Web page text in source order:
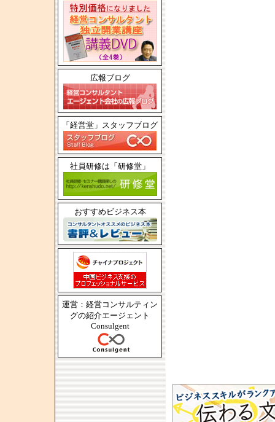
広報ブログ
「経営堂」スタッフブログ
社員研修は「研修堂」
おすすめビジネス本
運営：経営コンサルティン
グの紹介エージェント
Consulgent